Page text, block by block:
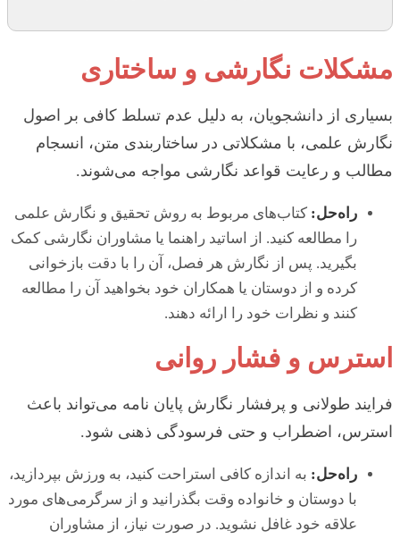
مشکلات نگارشی و ساختاری
بسیاری از دانشجویان، به دلیل عدم تسلط کافی بر اصول
نگارش علمی، با مشکلاتی در ساختاربندی متن، انسجام
مطالب و رعایت قواعد نگارشی مواجه می‌شوند.
راه‌حل: کتاب‌های مربوط به روش تحقیق و نگارش علمی
را مطالعه کنید. از اساتید راهنما یا مشاوران نگارشی کمک
بگیرید. پس از نگارش هر فصل، آن را با دقت بازخوانی
کرده و از دوستان یا همکاران خود بخواهید آن را مطالعه
کنند و نظرات خود را ارائه دهند.
استرس و فشار روانی
فرایند طولانی و پرفشار نگارش پایان نامه می‌تواند باعث
استرس، اضطراب و حتی فرسودگی ذهنی شود.
راه‌حل: به اندازه کافی استراحت کنید، به ورزش بپردازید،
با دوستان و خانواده وقت بگذرانید و از سرگرمی‌های مورد
علاقه خود غافل نشوید. در صورت نیاز، از مشاوران